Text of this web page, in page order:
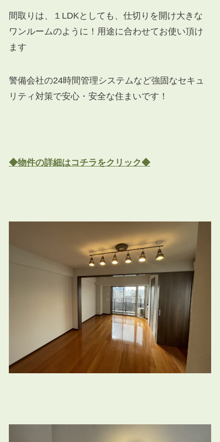
間取りは、１LDKとしても、仕切りを開け大きな
ワンルームのように！用途に合わせてお使い頂け
ます
警備会社の24時間管理システムなど強固なセキュ
リティ対策で安心・安全な住まいです！
◆物件の詳細はコチラをクリック◆